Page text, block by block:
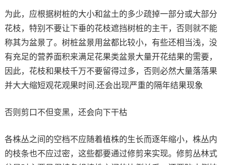
为此，应根据树桩的大小和盆土的多少疏掉一部分或大部分
花枝，特别不要让下垂的花枝遮挡树桩的主干，否则就不能
称其为盆景了。树桩盆景用盆都比较小，有些还相当浅，没
有充足的营养面积来满足花果类盆景大量开花结果的需要，
因此，花枝和果枝千万不要留得过多，否则必然大量落落果
并大大缩短观花观果时间.还会出现严重的隔年结果现象
否则剪口不但变黑，还会向下干枯
各株丛之间的空档不应随着植株的生长而逐年缩小，株丛内
的枝条也不应过密，这些都要通过修剪来实现。修剪丛林式